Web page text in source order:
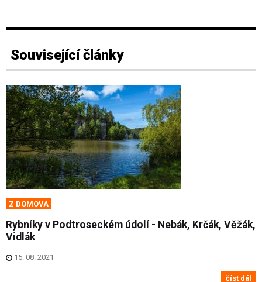
Související články
Z DOMOVA
Rybníky v Podtroseckém údolí - Nebák, Krčák, Věžák,
Vidlák
15. 08. 2021
číst dál